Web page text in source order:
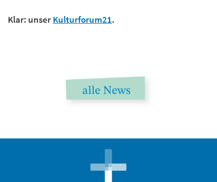
Klar: unser Kulturforum21.
alle News